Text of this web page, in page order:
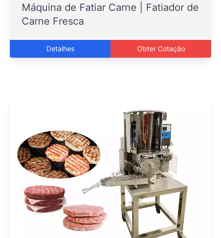
Máquina de Fatiar Carne | Fatiador de
Carne Fresca
Detalhes Obter Cotação